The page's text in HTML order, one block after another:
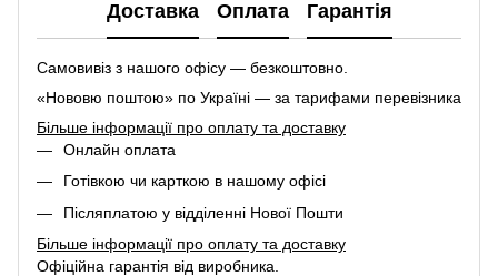
Доставка Оплата Гарантія
Самовивіз з нашого офісу — безкоштовно.
«Нововю поштою» по Україні — за тарифами перевізника
Більше інформації про оплату та доставку
Онлайн оплата
Готівкою чи карткою в нашому офісі
Післяплатою у відділенні Нової Пошти
Більше інформації про оплату та доставку
Офіційна гарантія від виробника.